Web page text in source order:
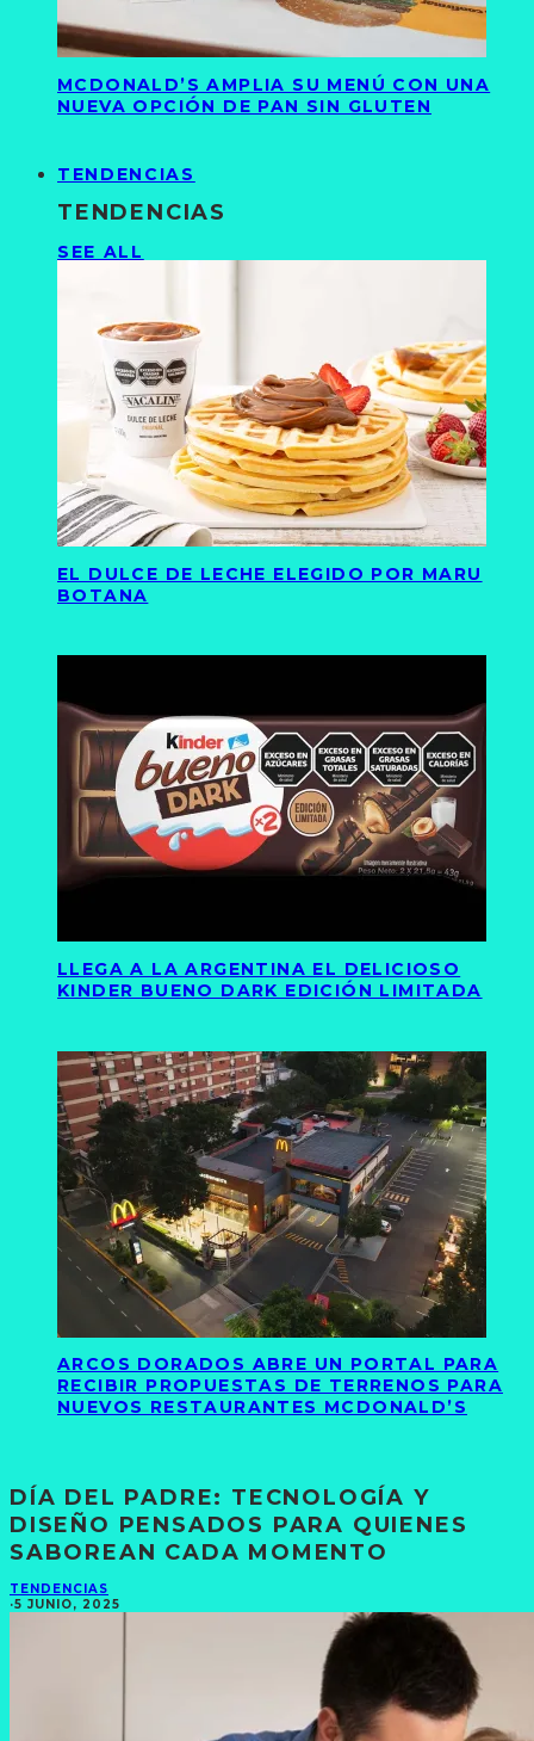
MCDONALD’S AMPLIA SU MENÚ CON UNA
NUEVA OPCIÓN DE PAN SIN GLUTEN
TENDENCIAS
TENDENCIAS
SEE ALL
EL DULCE DE LECHE ELEGIDO POR MARU
BOTANA
LLEGA A LA ARGENTINA EL DELICIOSO
KINDER BUENO DARK EDICIÓN LIMITADA
ARCOS DORADOS ABRE UN PORTAL PARA
RECIBIR PROPUESTAS DE TERRENOS PARA
NUEVOS RESTAURANTES MCDONALD’S
DÍA DEL PADRE: TECNOLOGÍA Y
DISEÑO PENSADOS PARA QUIENES
SABOREAN CADA MOMENTO
TENDENCIAS
·5 JUNIO, 2025